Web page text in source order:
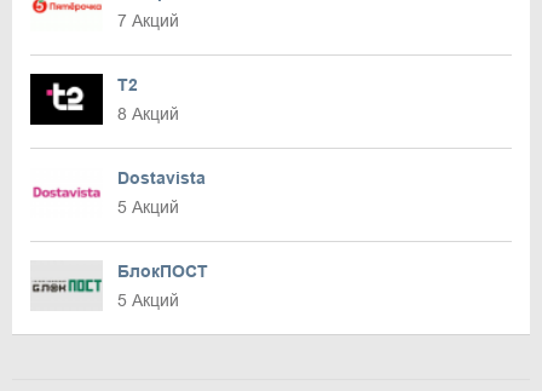
7 Акций
T2
8 Акций
Dostavista
5 Акций
БлокПОСТ
5 Акций